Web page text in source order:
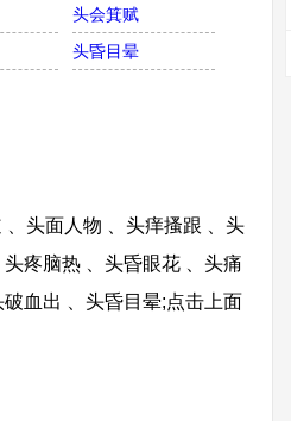
头会箕赋
头昏目晕
头面人物 、头痒搔跟 、头
疼脑热 、头昏眼花 、头痛
血出 、头昏目晕;点击上面